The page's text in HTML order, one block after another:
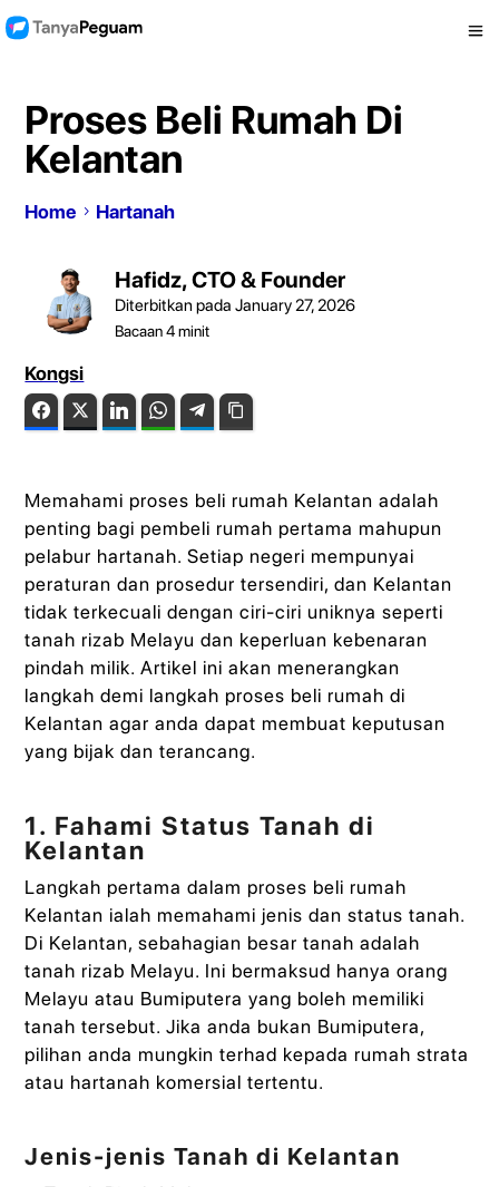
Proses Beli Rumah Di
Kelantan
Home Hartanah
Hafidz, CTO & Founder
Diterbitkan pada January 27, 2026
Bacaan4minit
Kongsi
FacebookTwitter LinkedIn WhatsAppTelegram
Memahami proses beli rumah Kelantan adalah
penting bagi pembeli rumah pertama mahupun
pelabur hartanah. Setiap negeri mempunyai
peraturan dan prosedur tersendiri, dan Kelantan
tidak terkecuali dengan ciri-ciri uniknya seperti
tanah rizab Melayu dan keperluan kebenaran
pindah milik. Artikel ini akan menerangkan
langkah demi langkah proses beli rumah di
Kelantan agar anda dapat membuat keputusan
yang bijak dan terancang.
1. Fahami Status Tanah di
Kelantan
Langkah pertama dalam proses beli rumah
Kelantan ialah memahami jenis dan status tanah.
Di Kelantan, sebahagian besar tanah adalah
tanah rizab Melayu. Ini bermaksud hanya orang
Melayu atau Bumiputera yang boleh memiliki
tanah tersebut. Jika anda bukan Bumiputera,
pilihan anda mungkin terhad kepada rumah strata
atau hartanah komersial tertentu.
Jenis-jenis Tanah di Kelantan